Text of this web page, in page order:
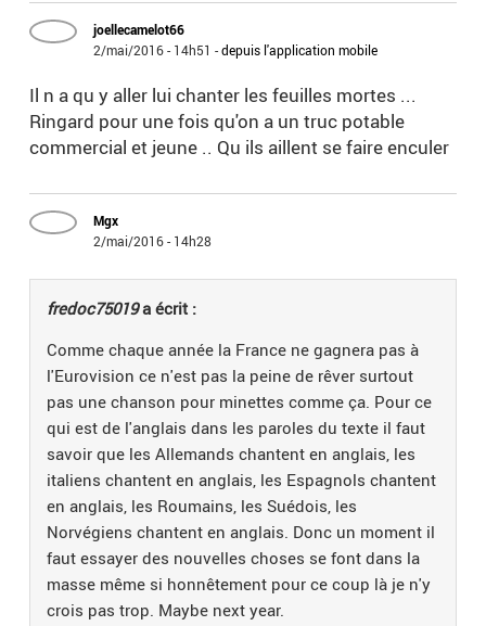
joellecamelot66
2/mai/2016 - 14h51 -depuis l'application mobile
Il n a qu y aller lui chanter les feuilles mortes ...
Ringard pour une fois qu'on a un truc potable
commercial et jeune .. Qu ils aillent se faire enculer
Mgx
2/mai/2016 - 14h28
fredoc75019a écrit :
Comme chaque année la France ne gagnera pas à
l'Eurovision ce n'est pas la peine de rêver surtout
pas une chanson pour minettes comme ça. Pour ce
qui est de l'anglais dans les paroles du texte il faut
savoir que les Allemands chantent en anglais, les
italiens chantent en anglais, les Espagnols chantent
en anglais, les Roumains, les Suédois, les
Norvégiens chantent en anglais. Donc un moment il
faut essayer des nouvelles choses se font dans la
masse même si honnêtement pour ce coup là je n'y
crois pas trop. Maybe next year.